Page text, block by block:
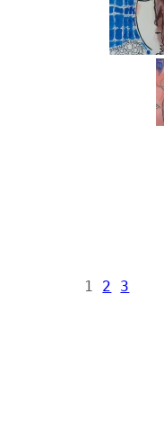
1 2 3